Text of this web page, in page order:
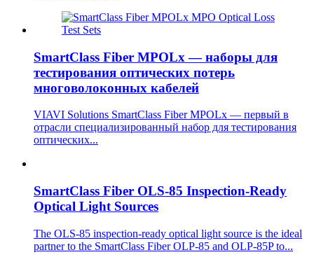
SmartClass Fiber MPOLx — наборы для
тестирования оптических потерь
многоволоконных кабелей
VIAVI Solutions SmartClass Fiber MPOLx — первый в
отрасли специализированный набор для тестирования
оптических...
SmartClass Fiber OLS-85 Inspection-Ready
Optical Light Sources
The OLS-85 inspection-ready optical light source is the ideal
partner to the SmartClass Fiber OLP-85 and OLP-85P to...